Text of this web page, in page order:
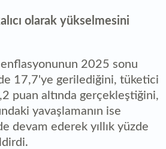
olarak yükselmesini
2025 sonu
17,7'ye gerilediğini, tüketici
puan altında gerçekleştiğini,
yavaşlamanın ise
devam ederek yıllık yüzde